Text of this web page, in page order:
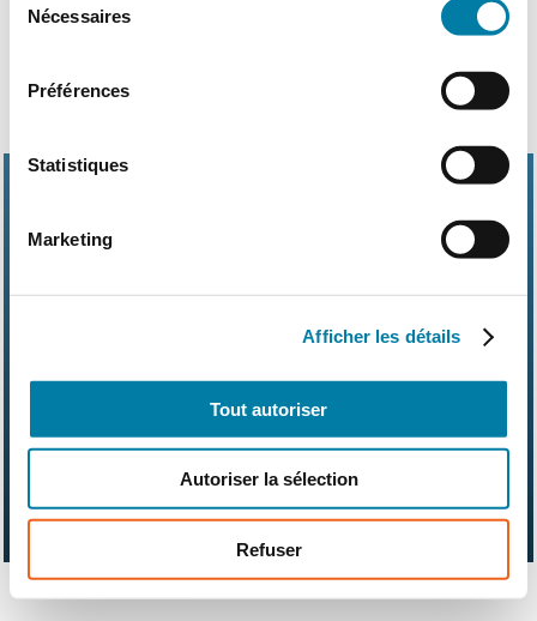
Nécessaires
Préférences
Statistiques
Marketing
Afficher les détails
Tout autoriser
Autoriser la sélection
Refuser
Contact
Kit média
Mentions légales
CGV RGPD
Suivez-nous également sur les réseaux sociaux